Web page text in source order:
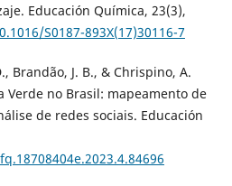
Educación Química, 23(3),
S0187-893X(17)30116-7
Brandão, J. B., & Chrispino, A.
Verde no Brasil: mapeamento de
de redes sociais. Educación